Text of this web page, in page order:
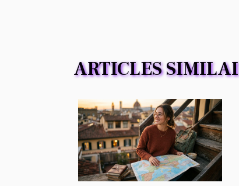
ARTICLES